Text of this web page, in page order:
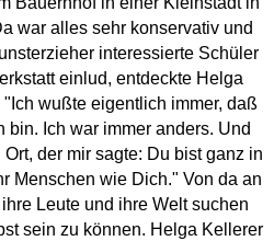
war alles sehr konservativ und
interessierte Schüler
einlud, entdeckte Helga
wußte eigentlich immer, daß
bin. Ich war immer anders. Und
der mir sagte: Du bist ganz in
Menschen wie Dich." Von da an
Leute und ihre Welt suchen
sein zu können. Helga Kellerer